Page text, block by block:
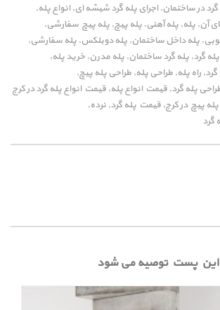
گرد در ساختمان, اجرای پله گرد شیشه ای, انواع پله,
آن, پله, پله آهنی, پله پیچ, پله پیچ سفارشی,
, پله داخل ساختمان, پله دوبلکس, پله سفارشی,
پله گرد, پله گرد ساختمان, پله مدرن, خرید پله,
, راه پله, طراحی پله, طراحی پله پیچ,
پله گرد, قیمت انواع پله, قیمت انواع پله گرد در کرج
پیچ در کرج, قیمت پله گرد, نرده,
گرد
این پست توصیه می شود